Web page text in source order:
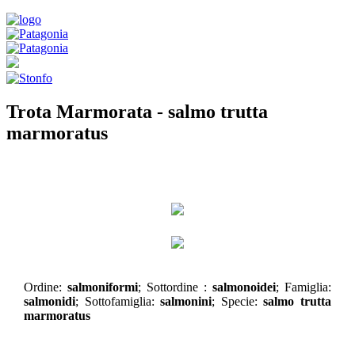
Trota Marmorata - salmo trutta
marmoratus
Ordine: salmoniformi; Sottordine : salmonoidei; Famiglia:
salmonidi; Sottofamiglia:salmonini; Specie:salmo trutta
marmoratus